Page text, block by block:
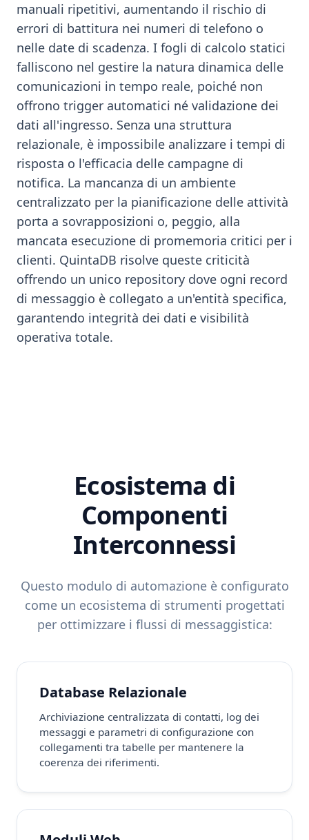
manuali ripetitivi, aumentando il rischio di
errori di battitura nei numeri di telefono o
nelle date di scadenza. I fogli di calcolo statici
falliscono nel gestire la natura dinamica delle
comunicazioni in tempo reale, poiché non
offrono trigger automatici né validazione dei
dati all'ingresso. Senza una struttura
relazionale, è impossibile analizzare i tempi di
risposta o l'efficacia delle campagne di
notifica. La mancanza di un ambiente
centralizzato per la pianificazione delle attività
porta a sovrapposizioni o, peggio, alla
mancata esecuzione di promemoria critici per i
clienti. QuintaDB risolve queste criticità
offrendo un unico repository dove ogni record
di messaggio è collegato a un'entità specifica,
garantendo integrità dei dati e visibilità
operativa totale.
Ecosistema di
Componenti
Interconnessi
Questo modulo di automazione è configurato
come un ecosistema di strumenti progettati
per ottimizzare i flussi di messaggistica:
Database Relazionale
Archiviazione centralizzata di contatti, log dei
messaggi e parametri di configurazione con
collegamenti tra tabelle per mantenere la
coerenza dei riferimenti.